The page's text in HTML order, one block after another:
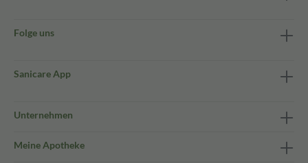
Folge uns
Sanicare App
Unternehmen
Meine Apotheke